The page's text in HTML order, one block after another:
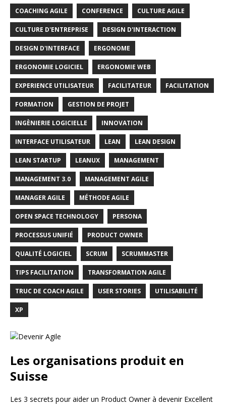
COACHING AGILE CONFERENCE CULTURE AGILE
CULTURE D'ENTREPRISE DESIGN D'INTERACTION
DESIGN D'INTERFACE ERGONOME
ERGONOMIE LOGICIEL ERGONOMIE WEB
EXPERIENCE UTILISATEUR FACILITATEUR FACILITATION
FORMATION GESTION DE PROJET
INGÈNIERIE LOGICIELLE INNOVATION
INTERFACE UTILISATEUR LEAN LEAN DESIGN
LEAN STARTUP LEANUX MANAGEMENT
MANAGEMENT 3.0 MANAGEMENT AGILE
MANAGER AGILE MÉTHODE AGILE
OPEN SPACE TECHNOLOGY PERSONA
PROCESSUS UNIFIÉ PRODUCT OWNER
QUALITÉ LOGICIEL SCRUM SCRUMMASTER
TIPS FACILITATION TRANSFORMATION AGILE
TRUC DE COACH AGILE USER STORIES UTILISABILITÉ
XP
Les organisations produit en
Suisse
Les 3 secrets pour aider un Product Owner à devenir Excellent